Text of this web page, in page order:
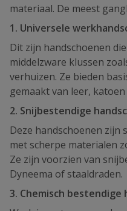
materiaal. De meest
1. Universele
Dit zijn handschoenen
middelzware klussen
verhuizen. Ze bieden
gemaakt van leer,
2. Snijbestendige
Deze handschoenen
met scherpe materialen
Ze zijn voorzien van
Dyneema of staaldraden.
3. Chemisch bestendige